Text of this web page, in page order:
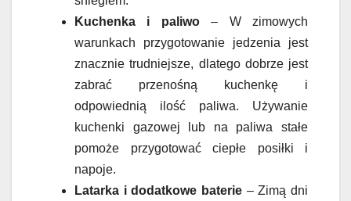
Kuchenka i paliwo– W zimowych
warunkach przygotowanie jedzenia jest
znacznie trudniejsze, dlatego dobrze jest
zabrać przenośną kuchenkę i
odpowiednią ilość paliwa. Używanie
kuchenki gazowej lub na paliwa stałe
pomoże przygotować ciepłe posiłki i
napoje.
Latarka i dodatkowe baterie – Zimą dni